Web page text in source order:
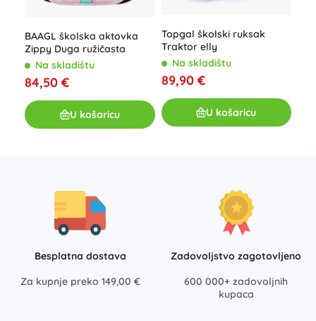
BAAGL školska aktovka
Zippy Duga ružičasta
Na skladištu
84,50 €
U košaricu
Topgal školski ruksak
Traktor elly
Na skladištu
89,90 €
U košaricu
Besplatna dostava
Za kupnje preko 149,00 €
Zadovoljstvo zagotovljeno
600 000+ zadovoljnih
kupaca